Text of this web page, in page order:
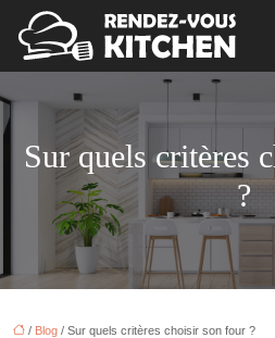
Sur quels critères
?
/ Blog / Sur quels critères choisir son four ?